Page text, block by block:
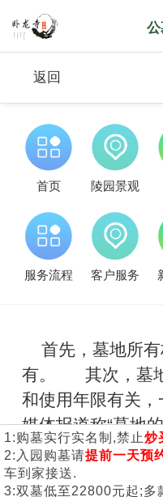
1:购墓实行实名制,禁止炒
2:入园购墓请提前一天预
车到家接送.
3:双墓低至22800元起;多
公
返回
首页 陵园景观
服务流程 客户服务
首先，墓地所有
有。 其次，墓地
和使用年限有关
媒体报道称“墓地
种提法存在误区
的土地使用年限一